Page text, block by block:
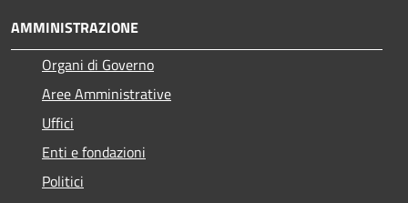
AMMINISTRAZIONE
Organi di Governo
Aree Amministrative
Uffici
Enti e fondazioni
Politici